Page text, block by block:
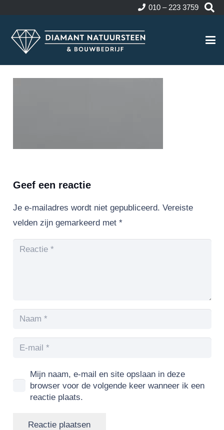
010 – 223 3759
Geef een reactie
Je e-mailadres wordt niet gepubliceerd. Vereiste
velden zijn gemarkeerd met *
Mijn naam, e-mail en site opslaan in deze
browser voor de volgende keer wanneer ik een
reactie plaats.
Reactie plaatsen